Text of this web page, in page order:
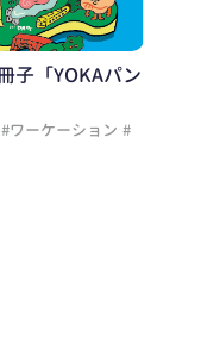
子「YOKAパン
#ワーケーション #